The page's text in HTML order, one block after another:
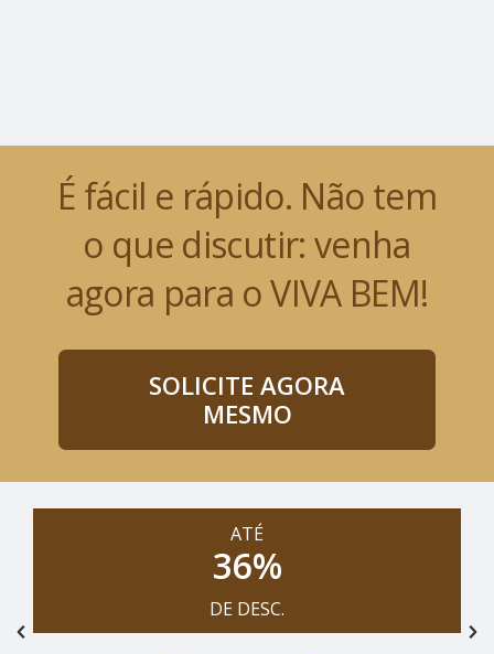
É fácil e rápido. Não tem
o que discutir: venha
agora para o VIVA BEM!
SOLICITE AGORA
MESMO
ATÉ
36%
DE DESC.